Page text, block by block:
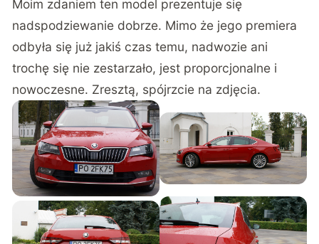
Moim zdaniem ten model prezentuje się
nadspodziewanie dobrze. Mimo że jego premiera
odbyła się już jakiś czas temu, nadwozie ani
trochę się nie zestarzało, jest proporcjonalne i
nowoczesne. Zresztą, spójrzcie na zdjęcia.